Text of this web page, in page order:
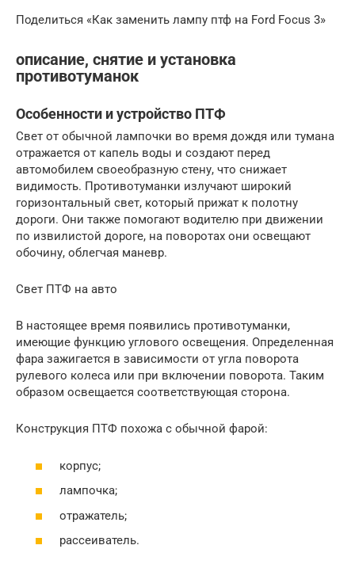
Поделиться «Как заменить лампу птф на Ford Focus 3»
описание, снятие и установка
противотуманок
Особенности и устройство ПТФ
Свет от обычной лампочки во время дождя или тумана
отражается от капель воды и создают перед
автомобилем своеобразную стену, что снижает
видимость. Противотуманки излучают широкий
горизонтальный свет, который прижат к полотну
дороги. Они также помогают водителю при движении
по извилистой дороге, на поворотах они освещают
обочину, облегчая маневр.
Свет ПТФ на авто
В настоящее время появились противотуманки,
имеющие функцию углового освещения. Определенная
фара зажигается в зависимости от угла поворота
рулевого колеса или при включении поворота. Таким
образом освещается соответствующая сторона.
Конструкция ПТФ похожа с обычной фарой:
корпус;
лампочка;
отражатель;
рассеиватель.